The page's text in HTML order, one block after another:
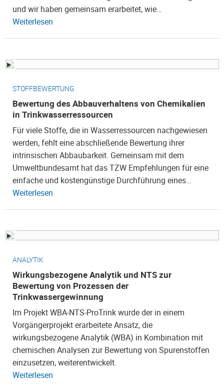
und wir haben gemeinsam erarbeitet, wie…
Weiterlesen
STOFFBEWERTUNG
Bewertung des Abbauverhaltens von Chemikalien
in Trinkwasserressourcen
Für viele Stoffe, die in Wasserressourcen nachgewiesen
werden, fehlt eine abschließende Bewertung ihrer
intrinsischen Abbaubarkeit. Gemeinsam mit dem
Umweltbundesamt hat das TZW Empfehlungen für eine
einfache und kostengünstige Durchführung eines…
Weiterlesen
ANALYTIK
Wirkungsbezogene Analytik und NTS zur
Bewertung von Prozessen der
Trinkwassergewinnung
Im Projekt WBA-NTS-ProTrink wurde der in einem
Vorgängerprojekt erarbeitete Ansatz, die
wirkungsbezogene Analytik (WBA) in Kombination mit
chemischen Analysen zur Bewertung von Spurenstoffen
einzusetzen, weiterentwickelt.
Weiterlesen